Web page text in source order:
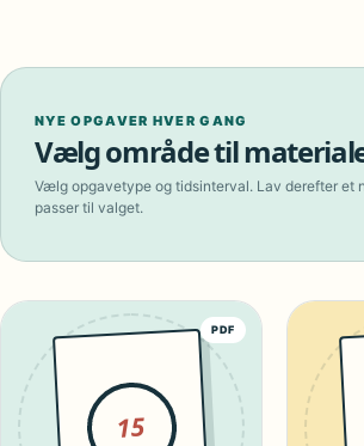
NYE OPGAVER HVER GANG
Vælg område til
Vælg opgavetype og tidsinterval. Lav derefter et
passer til valget.
PDF
15